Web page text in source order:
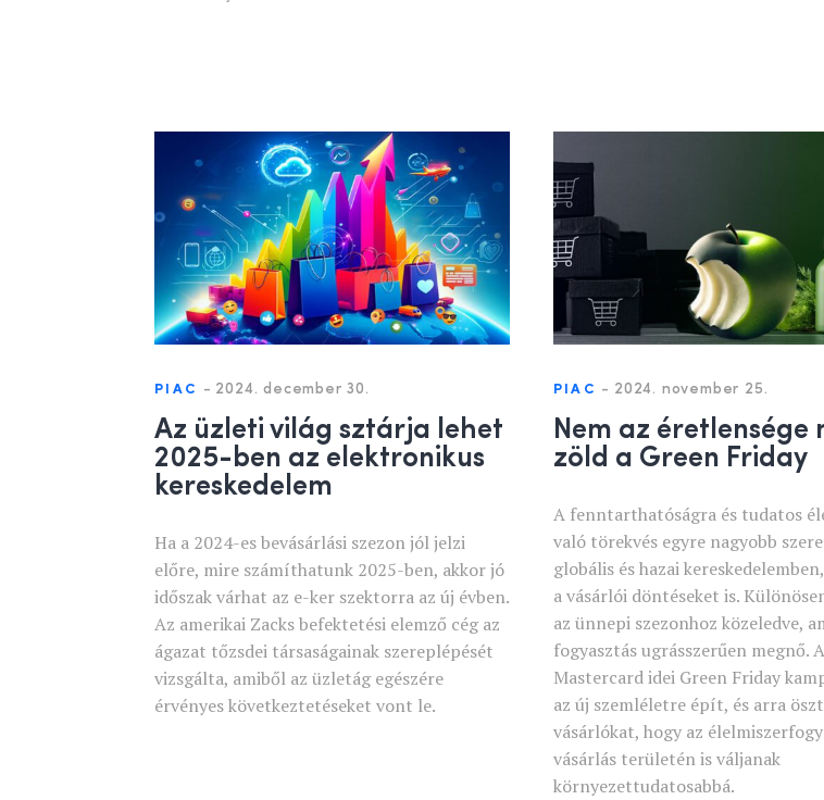
PIAC - 2024. december 30.
Az üzleti világ sztárja lehet
2025-ben az elektronikus
kereskedelem
Ha a 2024-es bevásárlási szezon jól jelzi
előre, mire számíthatunk 2025-ben, akkor jó
időszak várhat az e-ker szektorra az új évben.
Az amerikai Zacks befektetési elemző cég az
ágazat tőzsdei társaságainak szereplépését
vizsgálta, amiből az üzletág egészére
érvényes következtetéseket vont le.
PIAC - 2024. november 25.
Nem az éretlensége
zöld a Green Friday
A fenntarthatóságra és tudatos
való törekvés egyre nagyobb
globális és hazai
a vásárlói döntéseket is.
az ünnepi szezonhoz közeledve,
fogyasztás ugrásszerűen megnő. A
Mastercard idei Green Friday
az új szemléletre épít, és arra
vásárlókat, hogy az
vásárlás területén is váljanak
környezettudatosabbá.